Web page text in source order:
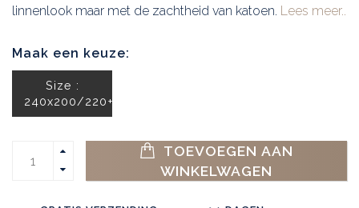
linnenlook maar met de zachtheid van katoen. Lees meer..
Maak een keuze:
Size :
240x200/220+65x65
TOEVOEGEN AAN
WINKELWAGEN